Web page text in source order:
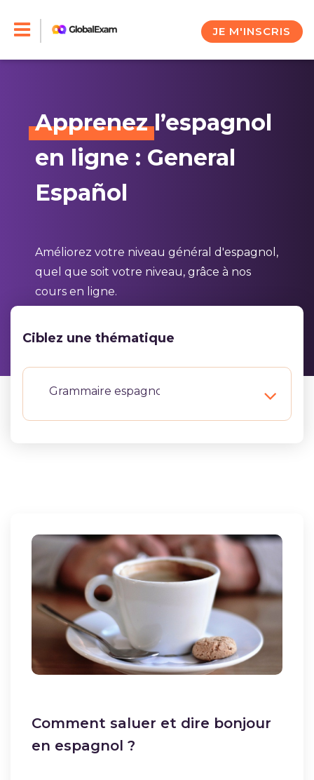
JE M'INSCRIS
Apprenezl’espagnol
en ligne : General
Español
Améliorez votre niveau général d'espagnol,
quel que soit votre niveau, grâce à nos
cours en ligne.
Ciblez une thématique
Grammaire espagnole
Comment saluer et dire bonjour
en espagnol ?